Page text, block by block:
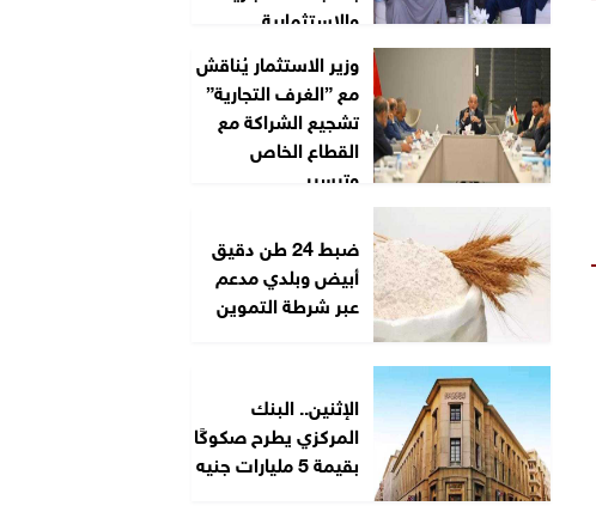
والاستثمارية
وزير الاستثمار يُناقش
مع ”الغرف التجارية”
تشجيع الشراكة مع
القطاع الخاص
وتيسير...
ضبط 24 طن دقيق
أبيض وبلدي مدعم
عبر شرطة التموين
الإثنين.. البنك
المركزي يطرح صكوكًا
بقيمة 5 مليارات جنيه